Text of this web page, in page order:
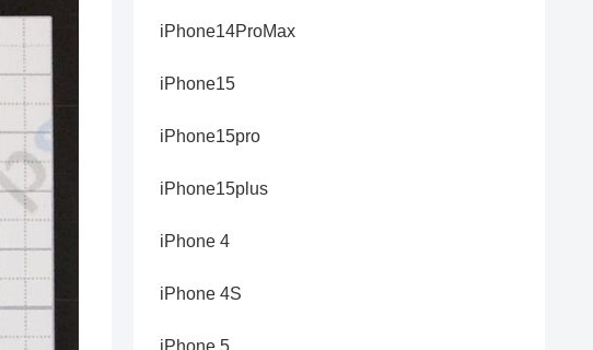
iPhone14ProMax
iPhone15
iPhone15pro
iPhone15plus
iPhone 4
iPhone 4S
iPhone 5